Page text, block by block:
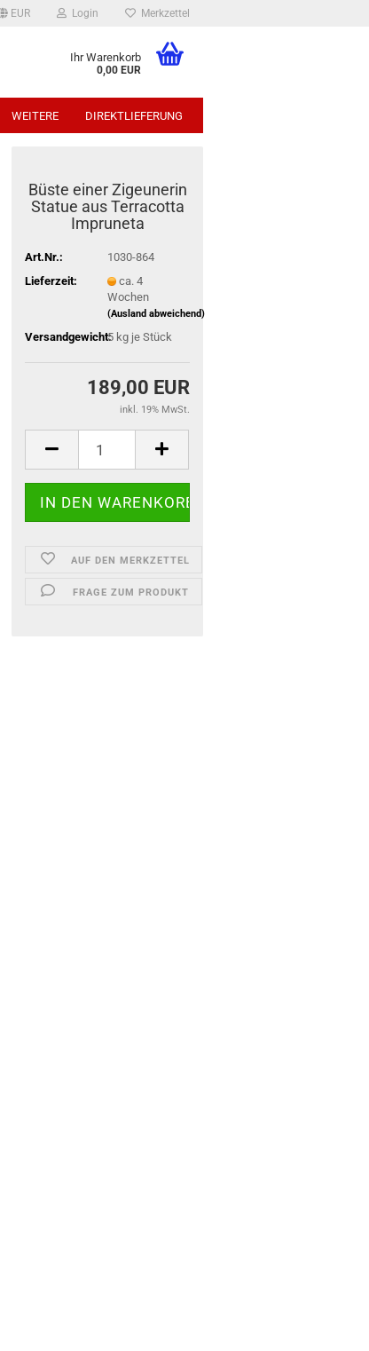
EUR Login Merkzettel
Ihr Warenkorb
0,00 EUR
DIREKTLIEFERUNG
WEITERE
Büste einer Zigeunerin
Statue aus Terracotta
Impruneta
Art.Nr.:
1030-864
Lieferzeit:
ca. 4
Wochen
(Ausland abweichend)
Versandgewicht:
5kg je Stück
189,00 EUR
inkl. 19% MwSt.
AUF DEN MERKZETTEL
FRAGE ZUM PRODUKT